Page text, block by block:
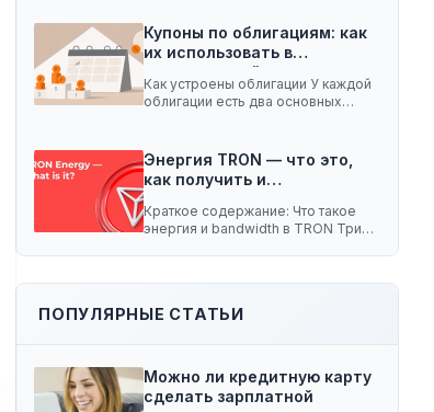
Купоны по облигациям: как
их использовать в
долгосрочной…
Как устроены облигации У каждой
облигации есть два основных
Энергия TRON — что это,
как получить и…
Краткое содержание: Что такое
энергия и bandwidth в TRON Три
ПОПУЛЯРНЫЕ СТАТЬИ
Можно ли кредитную карту
сделать зарплатной